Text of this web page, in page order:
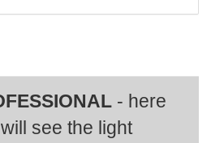
- here
see the light